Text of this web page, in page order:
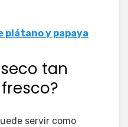
plátano y papaya
tan
servir como